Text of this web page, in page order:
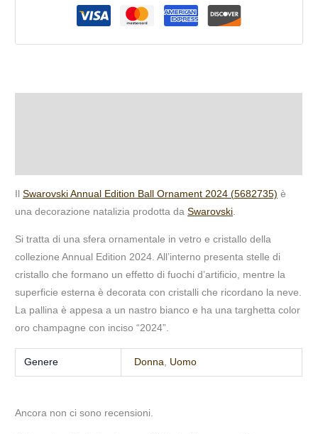
IlSwarovski Annual Edition Ball Ornament 2024 (5682735) è
una decorazione natalizia prodotta daSwarovski.
Si tratta di una sfera ornamentale in vetro e cristallo della
collezione Annual Edition 2024. All’interno presenta stelle di
cristallo che formano un effetto di fuochi d’artificio, mentre la
superficie esterna è decorata con cristalli che ricordano la neve.
La pallina è appesa a un nastro bianco e ha una targhetta color
oro champagne con inciso “2024”.
Genere Donna, Uomo
Ancora non ci sono recensioni.